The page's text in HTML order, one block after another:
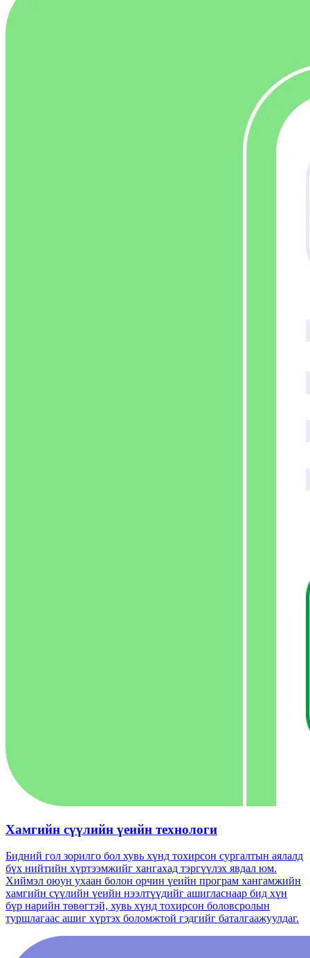
Хамгийн сүүлийн үеийн технологи
Бидний гол зорилго бол хувь хүнд тохирсон сургалтын аялалд
бүх нийтийн хүртээмжийг хангахад тэргүүлэх явдал юм.
Хиймэл оюун ухаан болон орчин үеийн програм хангамжийн
хамгийн сүүлийн үеийн нээлтүүдийг ашигласнаар бид хүн
бүр нарийн төвөгтэй, хувь хүнд тохирсон боловсролын
туршлагаас ашиг хүртэх боломжтой гэдгийг баталгаажуулдаг.